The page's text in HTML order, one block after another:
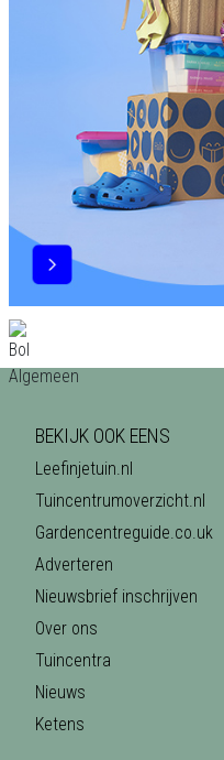
BEKIJK OOK EENS
Leefinjetuin.nl
Tuincentrumoverzicht.nl
Gardencentreguide.co.uk
Adverteren
Nieuwsbrief inschrijven
Over ons
Tuincentra
Nieuws
Ketens